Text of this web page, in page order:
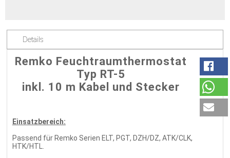
Details
Remko Feuchtraumthermostat
Typ RT-5
inkl. 10 m Kabel und Stecker
Einsatzbereich:
Passend für Remko Serien ELT, PGT, DZH/DZ, ATK/CLK,
HTK/HTL.